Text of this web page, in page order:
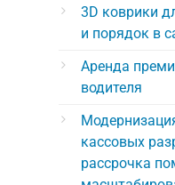
3D коврики
и порядок в
Аренда
водителя
кассовых
рассрочка